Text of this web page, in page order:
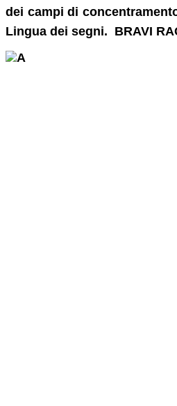
dei campi di
Lingua dei segni. BRAVI